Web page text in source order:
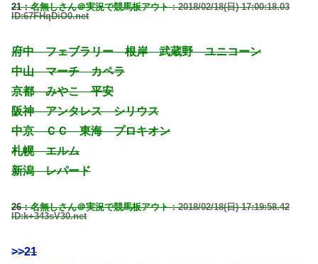
21：名無しさん＠実況で競馬板アウト：2018/02/18(日) 17:00:18.03
ID:67FHqDiO0.net
府中 フェブラリー 根岸 武蔵野 ユニコーン
中山 マーチ カペラ
京都 みやこ 平安
阪神 アンタレス シリウス
中京 ＣＣ 東海 プロキオン
札幌 エルム
新潟 レパード
26：名無しさん＠実況で競馬板アウト：2018/02/18(日) 17:19:58.42
ID:k+343sV30.net
>>21